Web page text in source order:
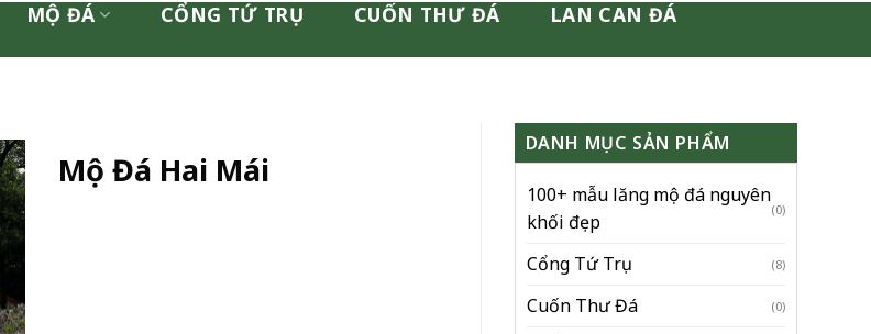
MỘ ĐÁ CỔNG TỨ TRỤ CUỐN THƯ ĐÁ
LAN CAN ĐÁ
DANH MỤC SẢN PHẨM
100+ mẫu lăng mộ đá nguyên
khối đẹp
(0)
Cổng Tứ Trụ (8)
Cuốn Thư Đá (0)
Mộ Đá Hai Mái